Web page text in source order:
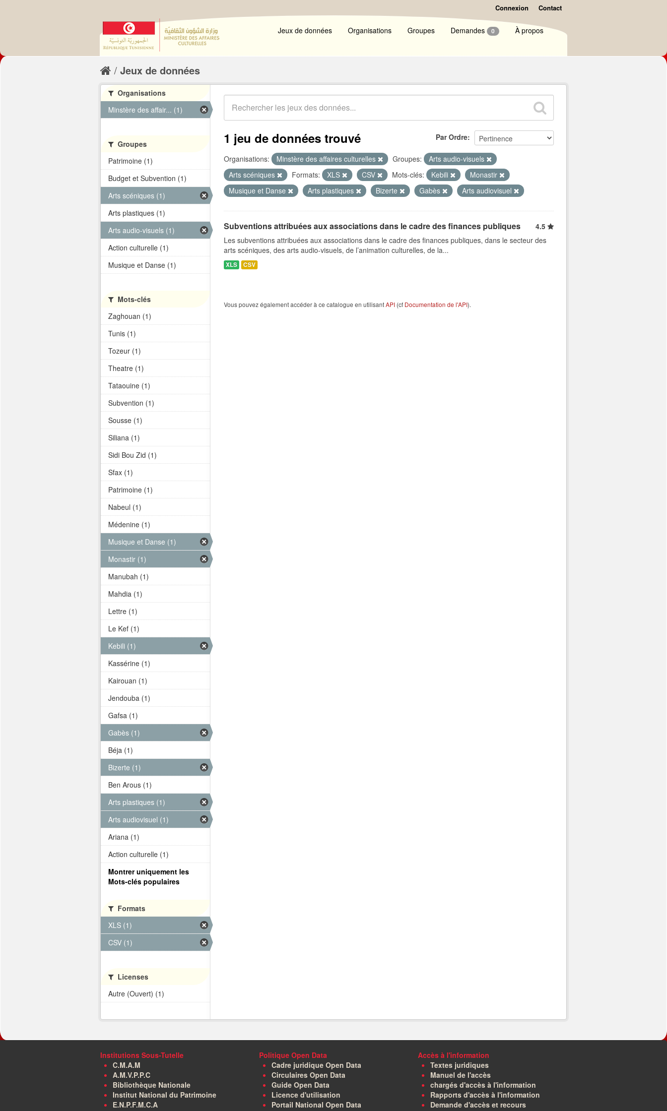
Connexion Contact
Jeux de données Organisations Groupes Demandes 0 À propos
Jeux de données
Par Ordre
1 jeu de données trouvé
Organisations: Minstère des affaires culturelles Groupes:
Arts audio-visuels
Arts scéniques
Formats: XLS CSV Mots-clés: Kebili
Monastir
Musique et Danse
Arts plastiques Bizerte Gabès Arts audiovisuel
Subventions attribuées aux associations dans le cadre des finances publiques
4.5
Les subventions attribuées aux associations dans le cadre des finances publiques, dans le secteur des
arts scéniques, des arts audio-visuels, de l’animation culturelles, de la...
XLS CSV
Vous pouvez également accéder à ce catalogue en utilisantAPI (cf Documentation de l'API).
Organisations
Minstère des affair... (1)
Groupes
Patrimoine (1)
Budget et Subvention (1)
Arts scéniques (1)
Arts plastiques (1)
Arts audio-visuels (1)
Action culturelle (1)
Musique et Danse (1)
Mots-clés
Zaghouan (1)
Tunis (1)
Tozeur (1)
Theatre (1)
Tataouine (1)
Subvention (1)
Sousse (1)
Siliana (1)
Sidi Bou Zid (1)
Sfax (1)
Patrimoine (1)
Nabeul (1)
Médenine (1)
Musique et Danse (1)
Monastir (1)
Manubah (1)
Mahdia (1)
Lettre (1)
Le Kef (1)
Kebili (1)
Kassérine (1)
Kairouan (1)
Jendouba (1)
Gafsa (1)
Gabès (1)
Béja (1)
Bizerte (1)
Ben Arous (1)
Arts plastiques (1)
Arts audiovisuel (1)
Ariana (1)
Action culturelle (1)
Montrer uniquement les
Mots-clés populaires
Formats
XLS (1)
CSV (1)
Licenses
Autre (Ouvert) (1)
Institutions Sous-Tutelle
C.M.A.M
A.M.V.P.P.C
Bibliothèque Nationale
Institut National du Patrimoine
E.N.P.F.M.C.A
Politique Open Data
Cadre juridique Open Data
Circulaires Open Data
Guide Open Data
Licence d'utilisation
Portail National Open Data
Accès à l'information
Textes juridiques
Manuel de l'accès
chargés d'accès à l'information
Rapports d'accès à l'information
Demande d'accès et recours